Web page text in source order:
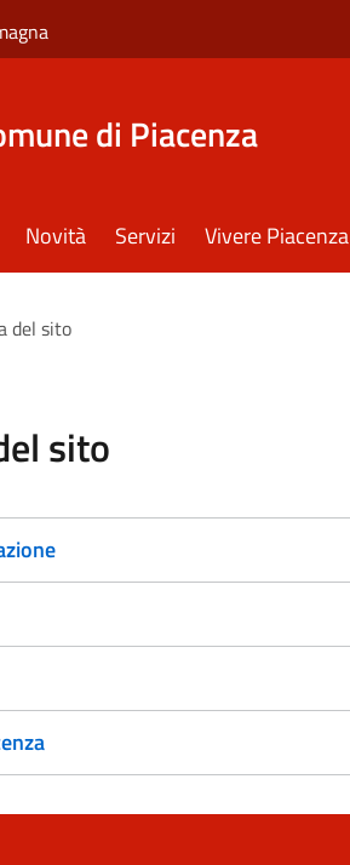
di Piacenza
Novità Servizi Vivere Piacenza
del sito
sito